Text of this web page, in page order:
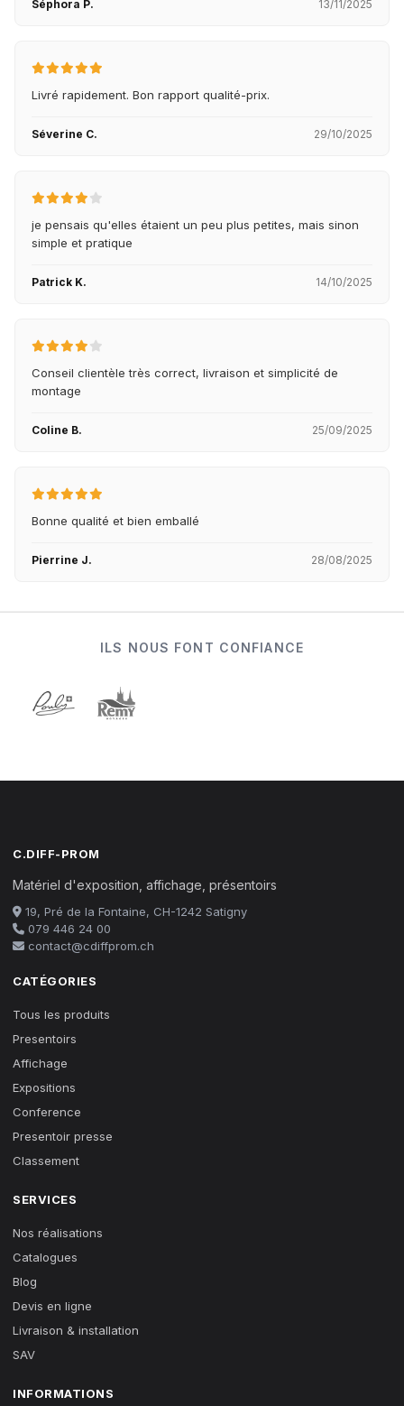
Séphora P. 13/11/2025
Livré rapidement. Bon rapport qualité-prix.
Séverine C. 29/10/2025
je pensais qu'elles étaient un peu plus petites, mais sinon
simple et pratique
Patrick K. 14/10/2025
Conseil clientèle très correct, livraison et simplicité de
montage
Coline B. 25/09/2025
Bonne qualité et bien emballé
Pierrine J. 28/08/2025
ILS NOUS FONT CONFIANCE
C.DIFF-PROM
Matériel d'exposition, affichage, présentoirs
19, Pré de la Fontaine, CH-1242 Satigny
079 446 24 00
contact@cdiffprom.ch
CATÉGORIES
Tous les produits
Presentoirs
Affichage
Expositions
Conference
Presentoir presse
Classement
SERVICES
Nos réalisations
Catalogues
Blog
Devis en ligne
Livraison & installation
SAV
INFORMATIONS